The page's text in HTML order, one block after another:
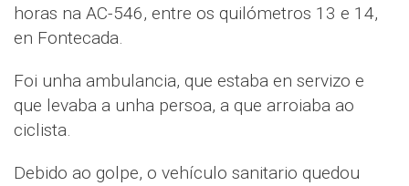
horas na AC-546, entre os quilómetros 13 e 14,
en Fontecada.
Foi unha ambulancia, que estaba en servizo e
que levaba a unha persoa, a que arroiaba ao
ciclista.
Debido ao golpe, o vehículo sanitario quedou